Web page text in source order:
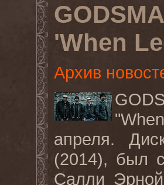
'When
Архив
апреля.
(2014), был
Салли